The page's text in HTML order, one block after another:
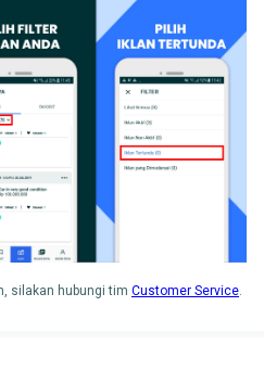
silakan hubungi tim Customer Service.